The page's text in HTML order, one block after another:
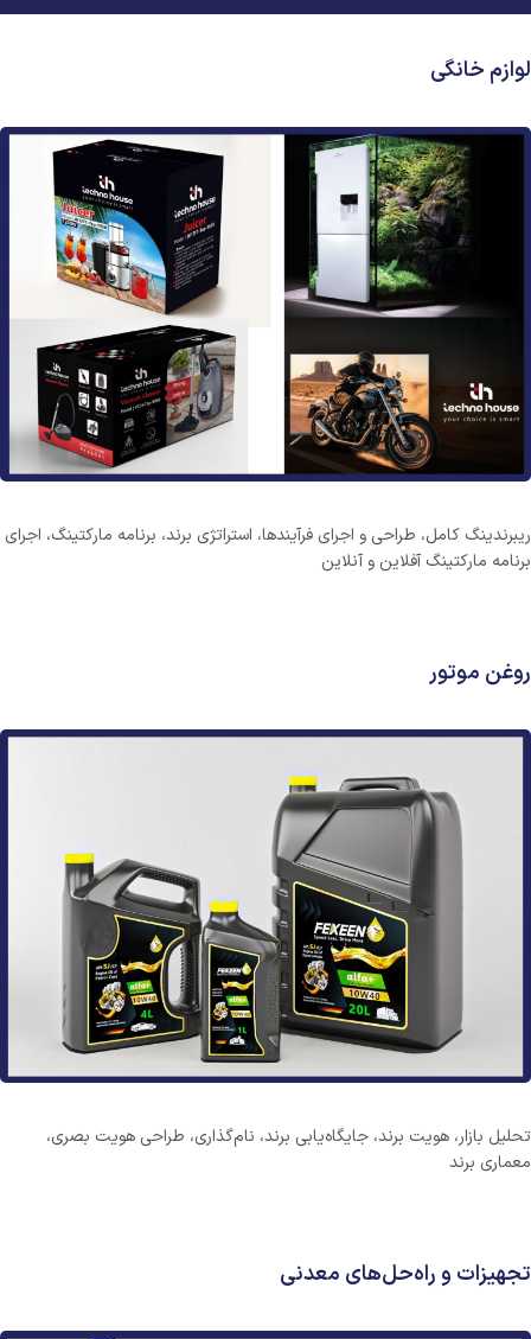
لوازم خانگی
ریبرندینگ کامل، طراحی و اجرای فرآیندها، استراتژی برند، برنامه مارکتینگ، اجرای
برنامه مارکتینگ آفلاین و آنلاین
روغن موتور
تحلیل بازار، هویت برند، جایگاه‌یابی برند، نام‌گذاری، طراحی هویت بصری،
معماری برند
تجهیزات و راه‌حل‌های معدنی